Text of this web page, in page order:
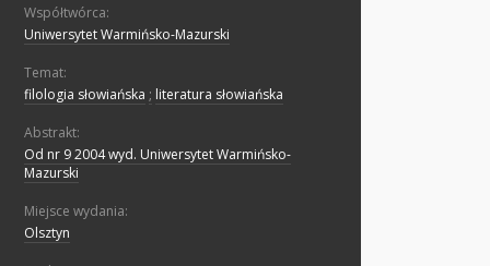
Współtwórca:
Uniwersytet Warmińsko-Mazurski
Temat:
filologia słowiańska ; literatura słowiańska
Abstrakt:
Od nr 9 2004 wyd. Uniwersytet Warmińsko-
Mazurski
Miejsce wydania:
Olsztyn